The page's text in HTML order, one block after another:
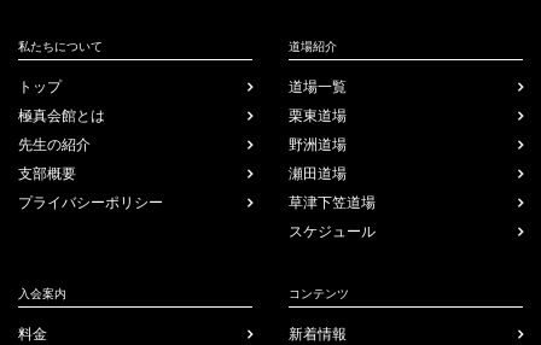
私たちについて
トップ
極真会館とは
先生の紹介
支部概要
プライバシーポリシー
道場紹介
道場一覧
栗東道場
野洲道場
瀬田道場
草津下笠道場
スケジュール
入会案内
料金
コンテンツ
新着情報